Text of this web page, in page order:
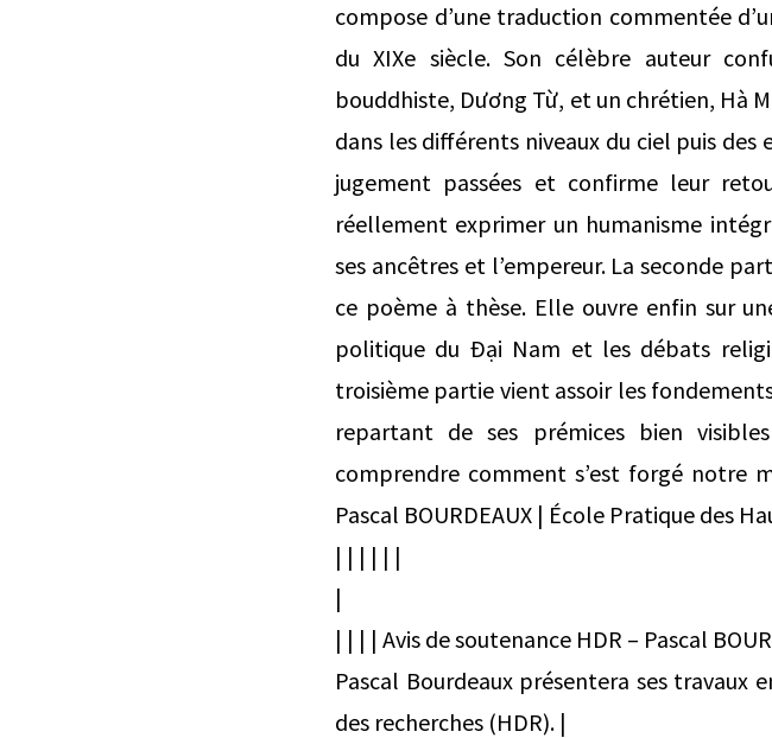
compose d’une traduction commentée
du XIXe siècle. Son célèbre auteur
bouddhiste, Dương Từ, et un chrétien, Hà
dans les différents niveaux du ciel puis
jugement passées et confirme leur
réellement exprimer un humanisme
ses ancêtres et l’empereur. La seconde
ce poème à thèse. Elle ouvre enfin sur
politique du Đại Nam et les débats
troisième partie vient assoir les
repartant de ses prémices bien
comprendre comment s’est forgé notre
Pascal BOURDEAUX | École Pratique des
| | | | | |
|
| | | | Avis de soutenance HDR – Pascal
Pascal Bourdeaux présentera ses
des recherches (HDR). |